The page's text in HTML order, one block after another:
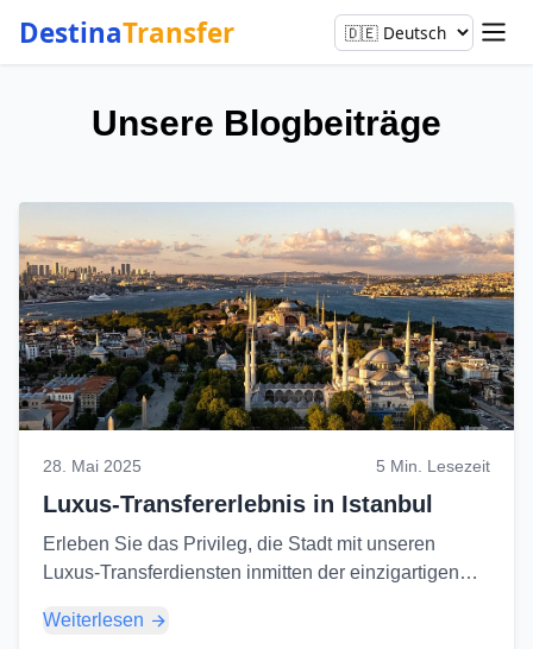
DestinaTransfer
Unsere Blogbeiträge
28. Mai 2025 5 Min. Lesezeit
Luxus-Transfererlebnis in Istanbul
Erleben Sie das Privileg, die Stadt mit unseren
Luxus-Transferdiensten inmitten der einzigartigen
Fahrzeugen und professionellen Fahrern...
Weiterlesen